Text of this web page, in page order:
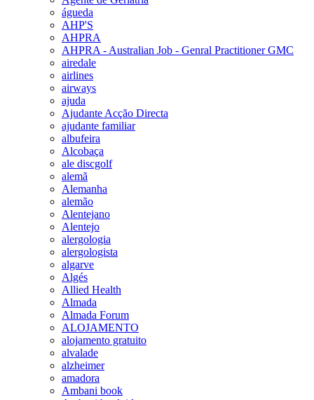
águeda
AHP'S
AHPRA
AHPRA - Australian Job - Genral Practitioner GMC
airedale
airlines
airways
ajuda
Ajudante Acção Directa
ajudante familiar
albufeira
Alcobaça
ale discgolf
alemã
Alemanha
alemão
Alentejano
Alentejo
alergologia
alergologista
algarve
Algés
Allied Health
Almada
Almada Forum
ALOJAMENTO
alojamento gratuito
alvalade
alzheimer
amadora
Ambani book